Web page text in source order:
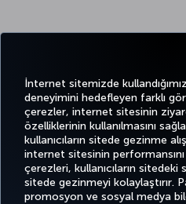
İnternet sitemizde
deneyimini hedefleyen farklı
çerezler, internet sitesinin
özelliklerinin kullanılmasını
kullanıcıların sitede gezinme
internet sitesinin
çerezleri, kullanıcıların sitedeki
sitede gezinmeyi kolaylaştırır.
promosyon ve sosyal medya